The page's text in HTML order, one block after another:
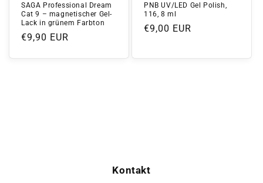
SAGA Professional Dream
Cat 9 – magnetischer Gel-
Lack in grünem Farbton
Normaler
€9,90 EUR
PNB UV/LED Gel Polish,
116, 8 ml
Normaler
€9,00 EUR
Kontakt